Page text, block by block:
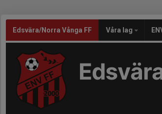
Edsvära/Norra Vånga FF Våra lag